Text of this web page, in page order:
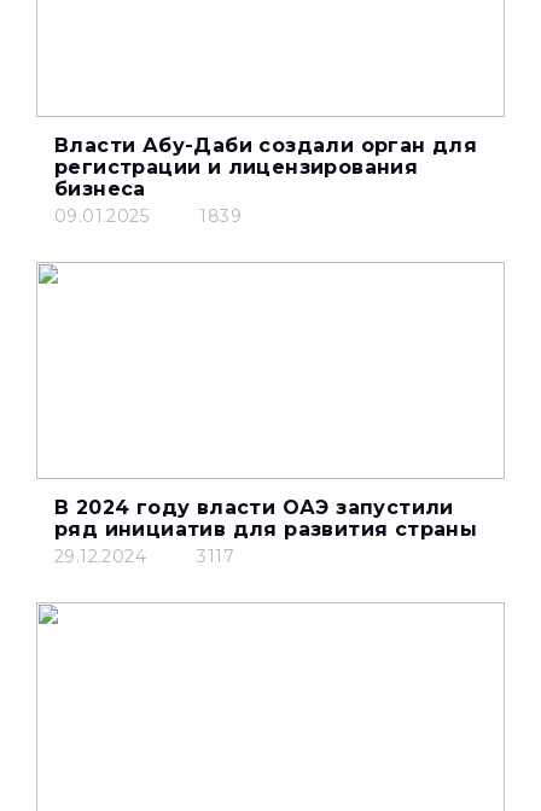
Власти Абу-Даби создали орган для
регистрации и лицензирования
бизнеса
09.01.2025 1839
В 2024 году власти ОАЭ запустили
ряд инициатив для развития страны
29.12.2024 3117